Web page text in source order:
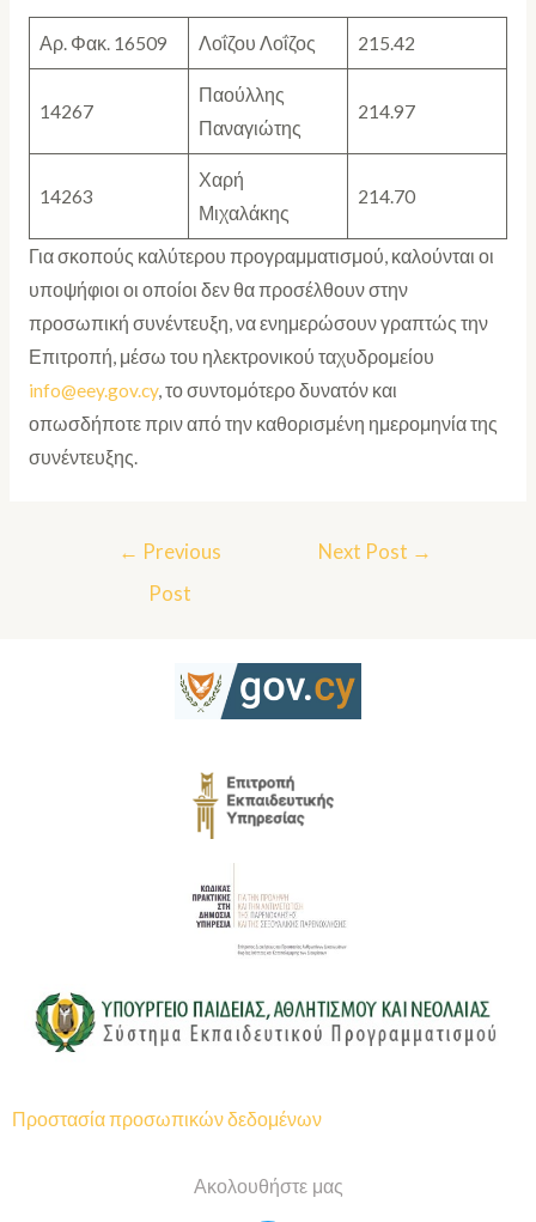
Αρ. Φακ. 16509 Λοΐζου Λοΐζος 215.42
14267
Παούλλης
Παναγιώτης
214.97
14263
Χαρή
Μιχαλάκης
214.70
Για σκοπούς καλύτερου προγραμματισμού, καλούνται οι
υποψήφιοι οι οποίοι δεν θα προσέλθουν στην
προσωπική συνέντευξη, να ενημερώσουν γραπτώς την
Επιτροπή, μέσω του ηλεκτρονικού ταχυδρομείου
info@eey.gov.cy, το συντομότερο δυνατόν και
οπωσδήποτε πριν από την καθορισμένη ημερομηνία της
συνέντευξης.
← Previous
Post
Next Post →
Προστασία προσωπικών δεδομένων
Ακολουθήστε μας